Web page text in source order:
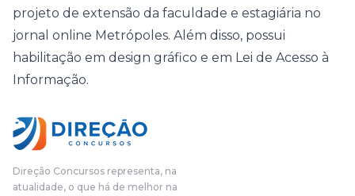
projeto de extensão da faculdade e estagiária no
jornal online Metrópoles. Além disso, possui
habilitação em design gráfico e em Lei de Acesso à
Informação.
Direção Concursos representa, na
atualidade, o que há de melhor na